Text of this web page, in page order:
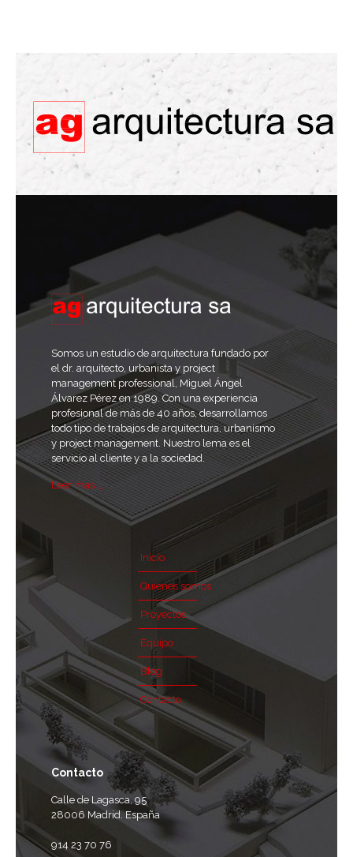
Somos un estudio de arquitectura fundado por
el dr. arquitecto, urbanista y project
management professional, Miguel Ángel
Álvarez Pérez en 1989. Con una experiencia
profesional de más de 40 años, desarrollamos
todo tipo de trabajos de arquitectura, urbanismo
y project management. Nuestro lema es el
servicio al cliente y a la sociedad.
Leer mas ...
Inicio
Quienes somos
Proyectos
Equipo
Blog
Contacto
Contacto
Calle de Lagasca, 95
28006 Madrid. España
914 23 70 76